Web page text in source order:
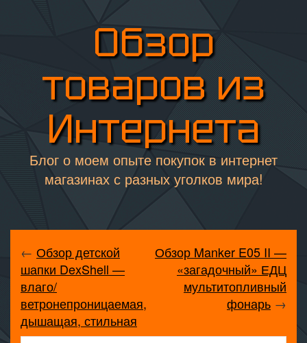
Обзор
товаров из
Интернета
Блог о моем опыте покупок в интернет
магазинах с разных уголков мира!
← Обзор детской
шапки DexShell —
влаго/
ветронепроницаемая,
дышащая, стильная
Обзор Manker E05 II —
«загадочный» ЕДЦ
мультитопливный
фонарь →